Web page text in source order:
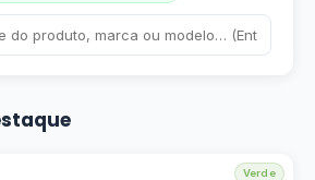
Verde